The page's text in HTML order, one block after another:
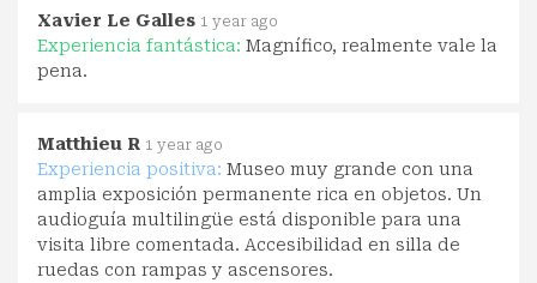
Xavier Le Galles 1 year ago
Experiencia fantástica: Magnífico, realmente vale la
pena.
Matthieu R 1 year ago
Experiencia positiva: Museo muy grande con una
amplia exposición permanente rica en objetos. Un
audioguía multilingüe está disponible para una
visita libre comentada. Accesibilidad en silla de
ruedas con rampas y ascensores.